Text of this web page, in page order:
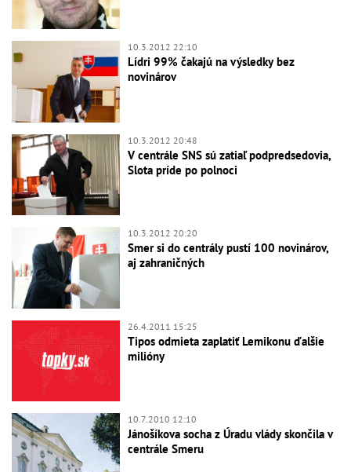
10.3.2012 22:10
Lídri 99% čakajú na výsledky bez
novinárov
10.3.2012 20:48
V centrále SNS sú zatiaľ podpredsedovia,
Slota príde po polnoci
10.3.2012 20:20
Smer si do centrály pustí 100 novinárov,
aj zahraničných
26.4.2011 15:25
Tipos odmieta zaplatiť Lemikonu ďalšie
milióny
10.7.2010 12:10
Jánošíkova socha z Úradu vlády skončila v
centrále Smeru